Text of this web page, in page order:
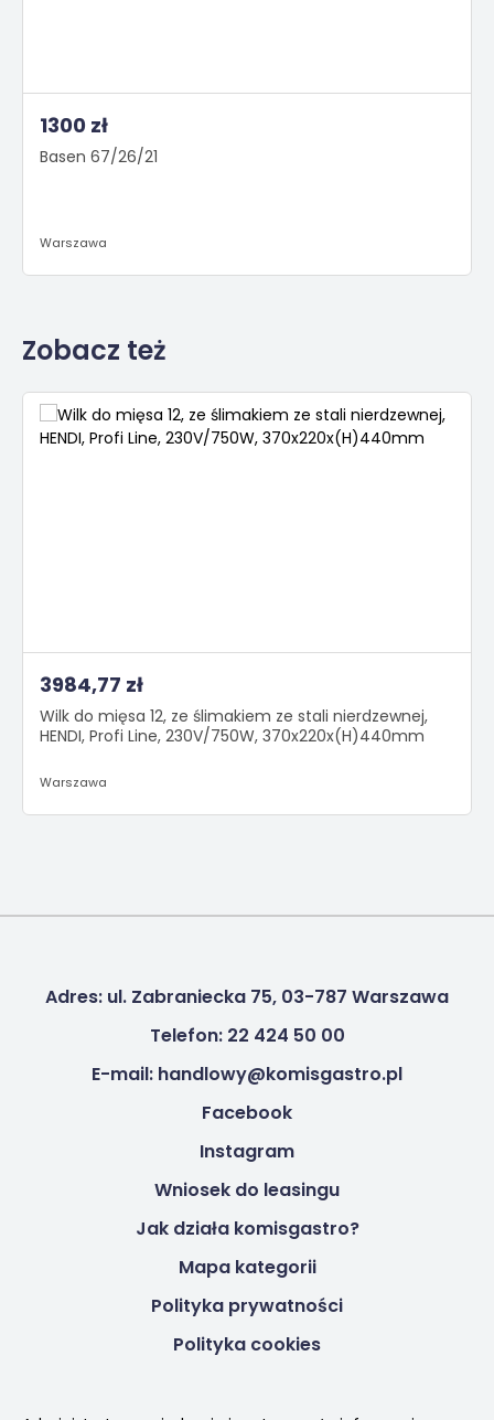
1300 zł
Basen 67/26/21
Warszawa
Zobacz też
3984,77 zł
Wilk do mięsa 12, ze ślimakiem ze stali nierdzewnej,
HENDI, Profi Line, 230V/750W, 370x220x(H)440mm
Warszawa
Adres: ul. Zabraniecka 75, 03-787 Warszawa
Telefon: 22 424 50 00
E-mail: handlowy@komisgastro.pl
Facebook
Instagram
Wniosek do leasingu
Jak działa komisgastro?
Mapa kategorii
Polityka prywatności
Polityka cookies